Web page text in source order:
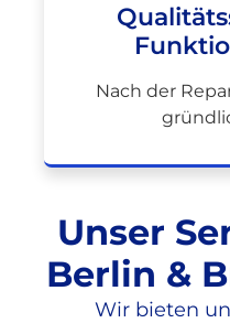
Nach der
Unser
Berlin &
Wir bieten